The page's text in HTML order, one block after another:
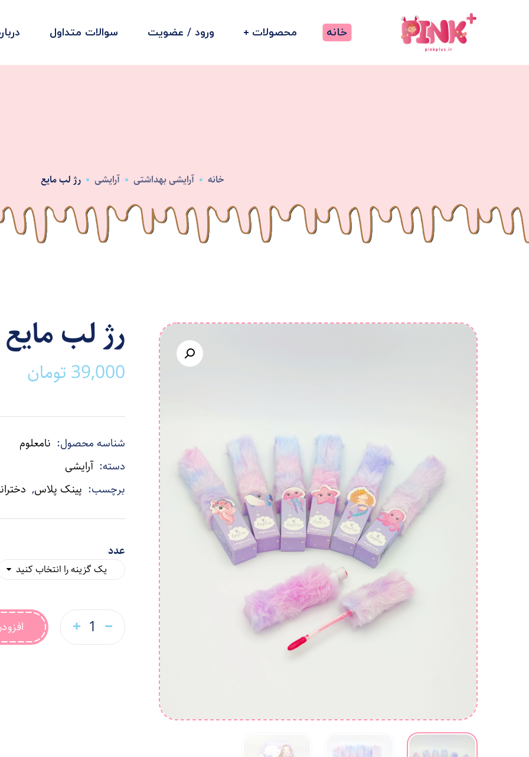
خانه محصولات ورود / عضویت سوالات متداول
خانه آرایشی بهداشتی آرایشی رژ لب مایع
رژ لب مایع
39,000 تومان
شناسه محصول: نامعلوم
دسته: آرایشی
برچسب: پینک پلاس,
عدد